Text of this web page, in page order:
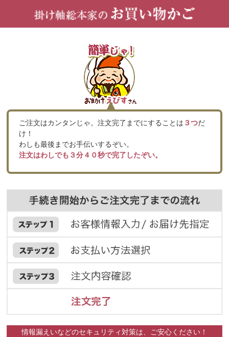
ご注文はカンタンじゃ。注文完了までにすることは ３つだ
け！
わしも最後までお手伝いするぞい。
注文はわしでも３分４０秒で完了したぞい。
情報漏えいなどのセキュリティ対策は、ご安心ください！